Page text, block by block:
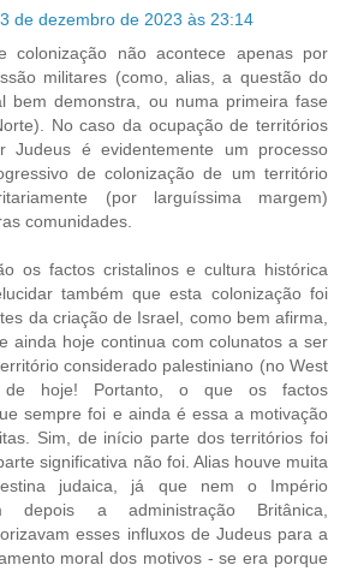
de dezembro de 2023 às 23:14
colonização não acontece apenas por
militares (como, alias, a questão do
bem demonstra, ou numa primeira fase
No caso da ocupação de territórios
Judeus é evidentemente um processo
de colonização de um território
(por larguíssima margem)
comunidades.
os factos cristalinos e cultura histórica
também que esta colonização foi
da criação de Israel, como bem afirma,
ainda hoje continua com colunatos a ser
considerado palestiniano (no West
hoje! Portanto, o que os factos
sempre foi e ainda é essa a motivação
Sim, de início parte dos territórios foi
significativa não foi. Alias houve muita
judaica, já que nem o Império
depois a administração Britânica,
esses influxos de Judeus para a
moral dos motivos - se era porque